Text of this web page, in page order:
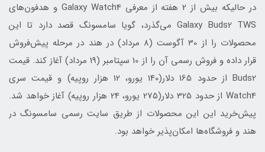
در حالیکه بیش از 2 هفته از معرفی Galaxy Watch4 و هدفون‌های
Galaxy Buds2 TWS می‌گذرد، گویا سامسونگ قصد دارد تا این
محصولات را از 30 آگوست (8 مرداد) در هند در مرحله پیش‌فروش
قرار داده و فروش رسمی آن را از 10 سپتامبر (19 مرداد) آغاز کند. قیمت
Buds2 از حدود 165 دلار(140 یورو، 12 هزار روپیه) و قیمت سری
Watch4 از حدود 325 دلار(275 یورو، 24 هزار روپیه) آغاز خواهد شد.
پیش‌خرید این این محصولات از طریق سایت رسمی سامسونگ در
هند و فروشگاه‌ها امکان‌پذیر خواهد بود.